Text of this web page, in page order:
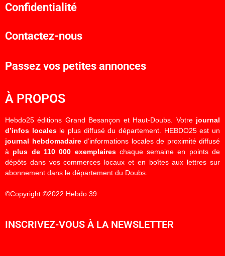
Confidentialité
Contactez-nous
Passez vos petites annonces
À PROPOS
Hebdo25 éditions Grand Besançon et Haut-Doubs. Votre journal
d’infos localesle plus diffusé du département. HEBDO25 est un
journal hebdomadaired’informations locales de proximité diffusé
à plus de 110 000 exemplaireschaque semaine en points de
dépôts dans vos commerces locaux et en boîtes aux lettres sur
abonnement dans le département du Doubs.
©Copyright ©2022 Hebdo 39
INSCRIVEZ-VOUS À LA NEWSLETTER